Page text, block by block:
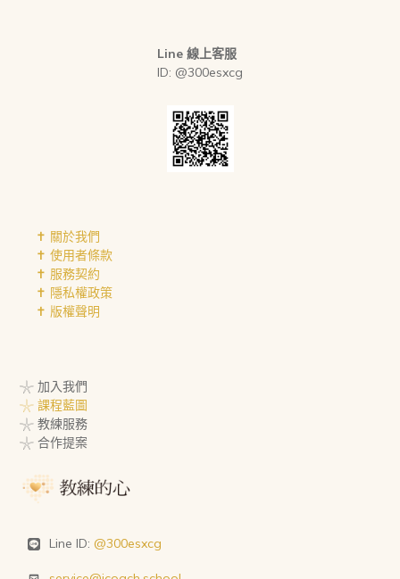
Line 線上客服
ID: @300esxcg
✝︎ 關於我們
✝︎ 使用者條款
✝︎ 服務契約
✝︎ 隱私權政策
✝︎ 版權聲明
𓇼 加入我們
𓇼 課程藍圖
𓇼 教練服務
𓇼 合作提案
Line ID: @300esxcg